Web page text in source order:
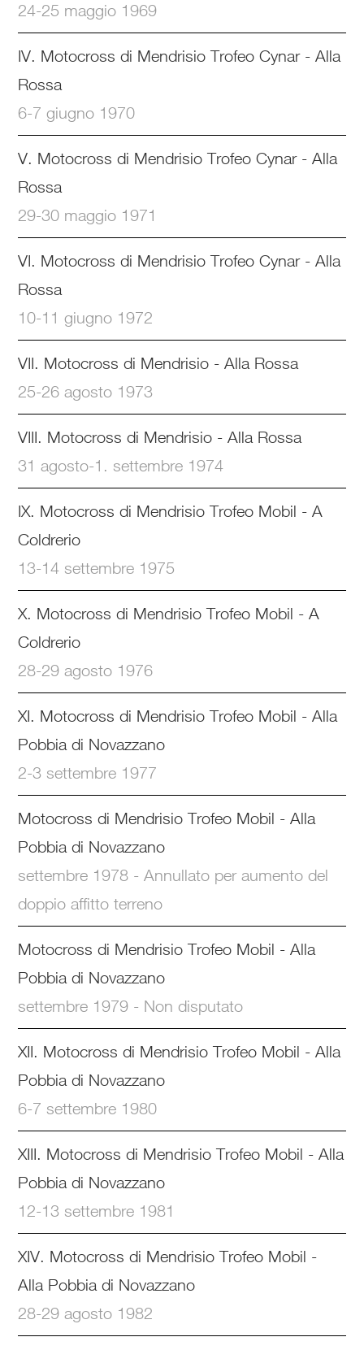
24-25 maggio 1969
IV. Motocross di Mendrisio Trofeo Cynar - Alla
Rossa
6-7 giugno 1970
V. Motocross di Mendrisio Trofeo Cynar - Alla
Rossa
29-30 maggio 1971
VI. Motocross di Mendrisio Trofeo Cynar - Alla
Rossa
10-11 giugno 1972
VII. Motocross di Mendrisio - Alla Rossa
25-26 agosto 1973
VIII. Motocross di Mendrisio - Alla Rossa
31 agosto-1. settembre 1974
IX. Motocross di Mendrisio Trofeo Mobil - A
Coldrerio
13-14 settembre 1975
X. Motocross di Mendrisio Trofeo Mobil - A
Coldrerio
28-29 agosto 1976
XI. Motocross di Mendrisio Trofeo Mobil - Alla
Pobbia di Novazzano
2-3 settembre 1977
Motocross di Mendrisio Trofeo Mobil - Alla
Pobbia di Novazzano
settembre 1978 - Annullato per aumento del
doppio affitto terreno
Motocross di Mendrisio Trofeo Mobil - Alla
Pobbia di Novazzano
settembre 1979 - Non disputato
XII. Motocross di Mendrisio Trofeo Mobil - Alla
Pobbia di Novazzano
6-7 settembre 1980
XIII. Motocross di Mendrisio Trofeo Mobil - Alla
Pobbia di Novazzano
12-13 settembre 1981
XIV. Motocross di Mendrisio Trofeo Mobil -
Alla Pobbia di Novazzano
28-29 agosto 1982